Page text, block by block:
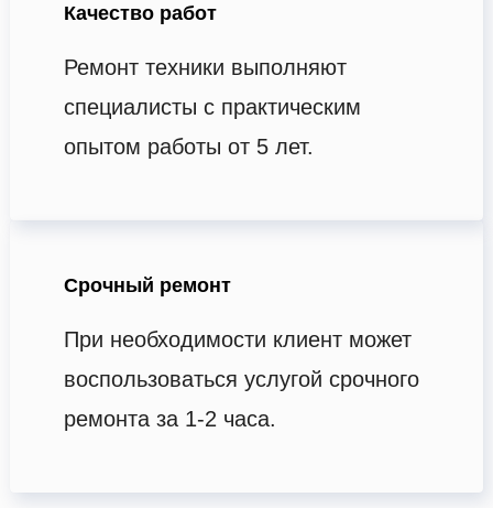
Качество работ
Ремонт техники выполняют
специалисты с практическим
опытом работы от 5 лет.
Срочный ремонт
При необходимости клиент может
воспользоваться услугой срочного
ремонта за 1-2 часа.